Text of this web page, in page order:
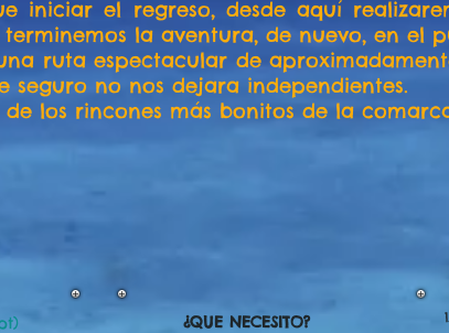
iniciar el regreso, desde aquí
la aventura, de nuevo, en el
ruta espectacular de
seguro no nos dejara independientes.
los rincones más bonitos de la
¿QUE NECESITO?